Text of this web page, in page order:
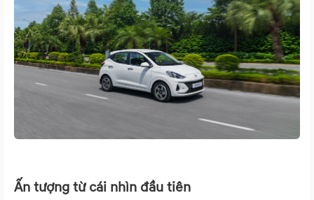
Ấn tượng từ cái nhìn đầu tiên